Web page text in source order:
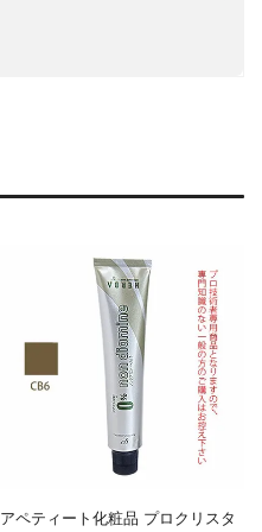
アペティート化粧品 プロクリスタ